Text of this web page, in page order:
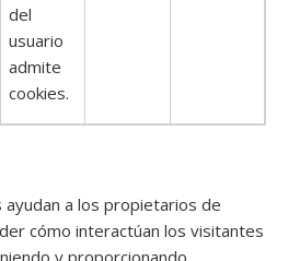
del
usuario
admite
cookies.
a los propietarios de
cómo interactúan los visitantes